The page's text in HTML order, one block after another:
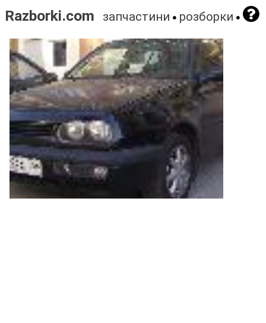
Razborki.com запчастини розборки